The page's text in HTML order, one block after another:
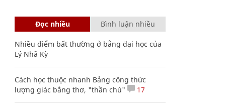
Đọc nhiều Bình luận nhiều
Nhiều điểm bất thường ở bằng đại học của
Lý Nhã Kỳ
Cách học thuộc nhanh Bảng công thức
lượng giác bằng thơ, "thần chú"
17